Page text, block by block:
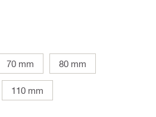
70 mm 80 mm
110 mm